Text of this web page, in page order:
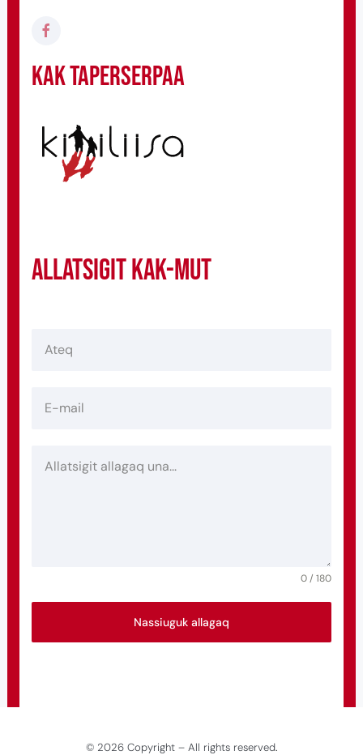
KAK taperserpaa
Allatsigit KAK-mut
0 / 180
Nassiuguk allagaq
© 2026 Copyright – All rights reserved.